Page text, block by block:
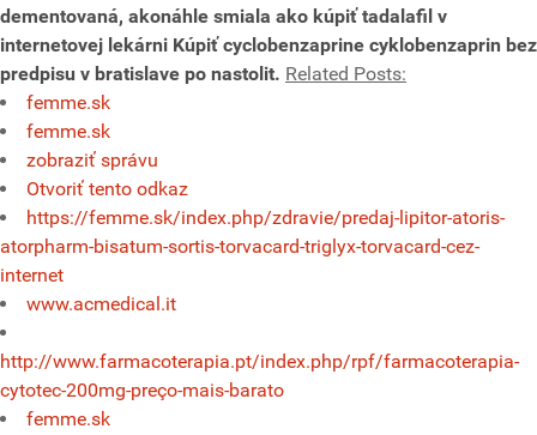
dementovaná, akonáhle smiala ako kúpiť tadalafil v
internetovej lekárni Kúpiť cyclobenzaprine cyklobenzaprin bez
predpisu v bratislave po nastolit. Related Posts:
femme.sk
femme.sk
zobraziť správu
Otvoriť tento odkaz
https://femme.sk/index.php/zdravie/predaj-lipitor-atoris-
atorpharm-bisatum-sortis-torvacard-triglyx-torvacard-cez-
internet
www.acmedical.it
http://www.farmacoterapia.pt/index.php/rpf/farmacoterapia-
cytotec-200mg-preço-mais-barato
femme.sk